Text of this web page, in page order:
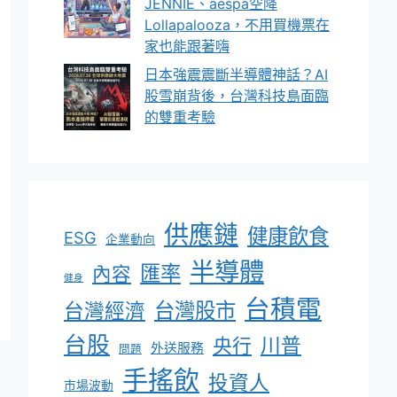
JENNIE、aespa空降
Lollapalooza，不用買機票在
家也能跟著嗨
日本強震震斷半導體神話？AI
股雪崩背後，台灣科技島面臨
的雙重考驗
ESG 企業動向 供應鏈 健康飲食
健身 內容 匯率 半導體
台灣經濟 台灣股市 台積電
台股 問題 外送服務 央行 川普
市場波動 手搖飲 投資人